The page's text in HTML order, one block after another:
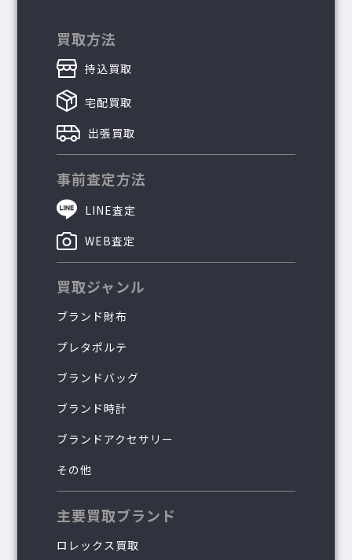
買取方法
持込買取
宅配買取
出張買取
事前査定方法
LINE査定
WEB査定
買取ジャンル
ブランド財布
プレタポルテ
ブランドバッグ
ブランド時計
ブランドアクセサリー
その他
主要買取ブランド
ロレックス買取